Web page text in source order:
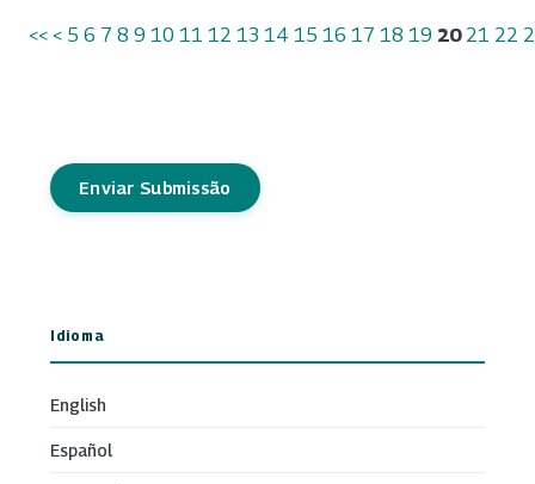
<< < 5 6 7 8 9 10 11 12 13 14 15 16 17 18 19 20 21 22
Enviar Submissão
Idioma
English
Español